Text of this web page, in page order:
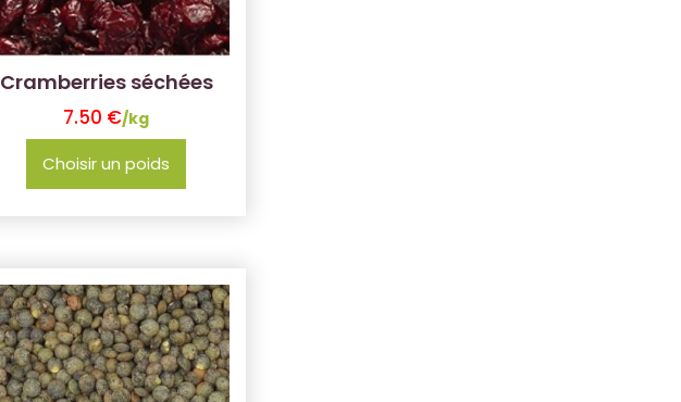
Cramberries séchées
7.50 €/kg
Choisir un poids